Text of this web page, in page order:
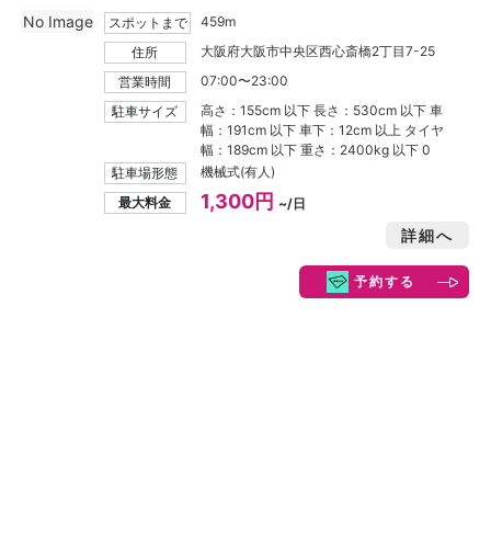
スポットまで
459m
住所
大阪府大阪市中央区西心斎橋2丁目7-25
営業時間
07:00〜23:00
駐車サイズ
高さ：155cm 以下 長さ：530cm 以下 車
幅：191cm 以下 車下：12cm 以上 タイヤ
幅：189cm 以下 重さ：2400kg 以下 0
駐車場形態
機械式(有人)
最大料金
1,300円 ~/日
詳細へ
予約する
No Image